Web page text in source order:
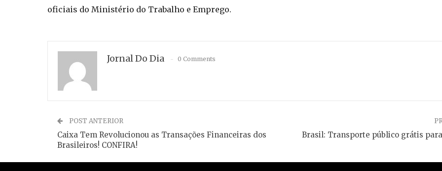
oficiais do Ministério do Trabalho e Emprego.
Jornal Do Dia 0 Comments
POST ANTERIOR
Caixa Tem Revolucionou as Transações Financeiras dos
Brasileiros! CONFIRA!
Brasil: Transporte público grátis